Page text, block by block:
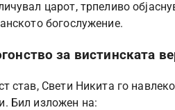
царот, трпеливо
богослужение.
за вистинската
став, Свети Никита го
Бил изложен на: